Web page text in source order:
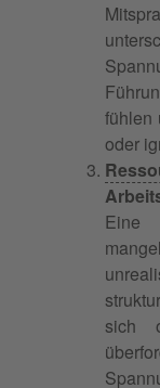
fühlen
oder
Eine
sich